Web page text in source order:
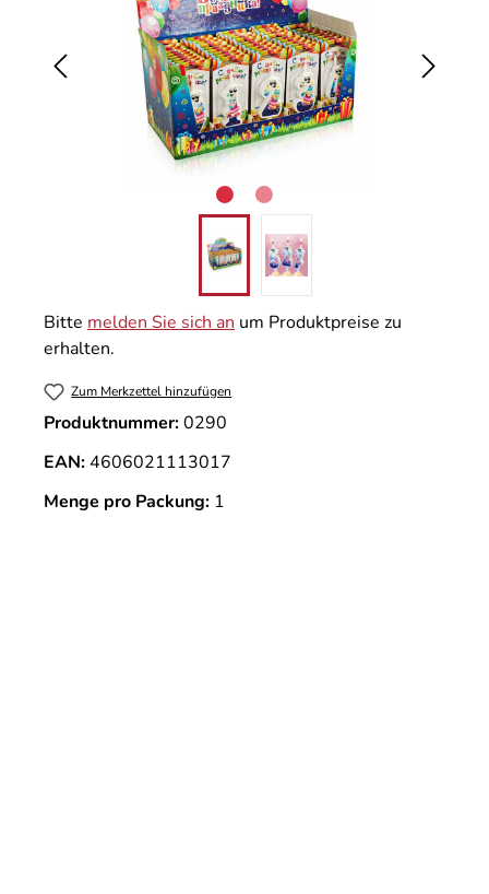
Bitte melden Sie sich an um Produktpreise zu
erhalten.
Zum Merkzettel hinzufügen
Produktnummer:0290
EAN:4606021113017
Menge pro Packung: 1